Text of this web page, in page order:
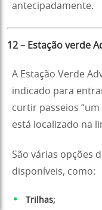
antecipadamente.
12 – Estação verde
A Estação Verde
indicado para
curtir passeios
está localizado na
São várias opções
disponíveis, como:
Trilhas;